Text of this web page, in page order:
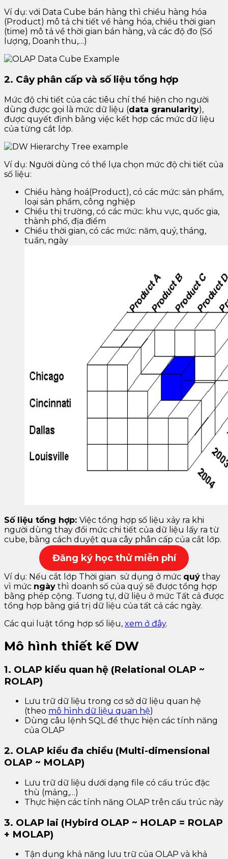
Ví dụ: với Data Cube bán hàng thì chiều hàng hóa
(Product) mô tả chi tiết về hàng hóa, chiều thời gian
(time) mô tả về thời gian bán hàng, và các độ đo (Số
lượng, Doanh thu,…)
2. Cây phân cấp và số liệu tổng hợp
Mức độ chi tiết của các tiêu chí thể hiện cho người
dùng được gọi là mức dữ liệu (data granularity),
được quyết định bằng việc kết hợp các mức dữ liệu
của từng cắt lớp.
Ví dụ: Người dùng có thể lựa chọn mức độ chi tiết của
số liệu:
Chiều hàng hoá(Product), có các mức: sản phẩm,
loại sản phẩm, công nghiệp
Chiều thị trường, có các mức: khu vực, quốc gia,
thành phố, địa điểm
Chiều thời gian, có các mức: năm, quý, tháng,
tuần, ngày
Số liệu tổng hợp: Việc tổng hợp số liệu xảy ra khi
người dùng thay đổi mức chi tiết của dữ liệu lấy ra từ
cube, bằng cách duyệt qua cây phân cấp của cắt lớp.
Đăng ký học thử miễn phí
Ví dụ: Nếu cắt lớp Thời gian sử dụng ở mức quý thay
vì mức ngày thì doanh số của quý sẽ được tổng hợp
bằng phép cộng. Tương tự, dữ liệu ở mức Tất cả được
tổng hợp bằng giá trị dữ liệu của tất cả các ngày.
Các qui luật tổng hợp số liệu, xem ở đây.
Mô hình thiết kế DW
1. OLAP kiểu quan hệ (Relational OLAP ~
ROLAP)
Lưu trữ dữ liệu trong cơ sở dữ liệu quan hệ
(theo mô hình dữ liệu quan hệ)
Dùng câu lệnh SQL để thực hiện các tính năng
của OLAP
2. OLAP kiểu đa chiều (Multi-dimensional
OLAP ~ MOLAP)
Lưu trữ dữ liệu dưới dạng file có cấu trúc đặc
thù (mảng,…)
Thực hiện các tính năng OLAP trên cấu trúc này
3. OLAP lai (Hybird OLAP ~ HOLAP = ROLAP
+ MOLAP)
Tận dụng khả năng lưu trữ của OLAP và khả